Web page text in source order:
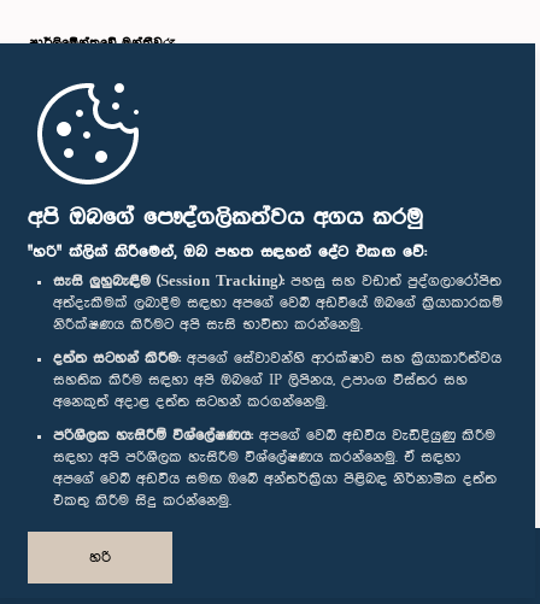
අපි ඔබගේ පෞද්ගලිකත්වය අගය කරමු
"හරි" ක්ලික් කිරීමෙන්, ඔබ පහත සඳහන් දේට එකඟ වේ:
සැසි ලුහුබැඳීම (Session Tracking): පහසු සහ වඩාත් පුද්ගලාරෝපිත
අත්දැකීමක් ලබාදීම සඳහා අපගේ වෙබ් අඩවියේ ඔබගේ ක්‍රියාකාරකම්
නිරීක්ෂණය කිරීමට අපි සැසි භාවිතා කරන්නෙමු.
දත්ත සටහන් කිරීම: අපගේ සේවාවන්හි ආරක්ෂාව සහ ක්‍රියාකාරීත්වය
සහතික කිරීම සඳහා අපි ඔබගේ IP ලිපිනය, උපාංග විස්තර සහ
අනෙකුත් අදාළ දත්ත සටහන් කරගන්නෙමු.
පරිශීලක හැසිරීම් විශ්ලේෂණය: අපගේ වෙබ් අඩවිය වැඩිදියුණු කිරීම
සඳහා අපි පරිශීලක හැසිරීම විශ්ලේෂණය කරන්නෙමු. ඒ සඳහා
අපගේ වෙබ් අඩවිය සමඟ ඔබේ අන්තර්ක්‍රියා පිළිබඳ නිර්නාමික දත්ත
එකතු කිරීම සිදු කරන්නෙමු.
හරි
පාර්ලි‌මේන්තුවේ මන්ත්‍රීවරු
මුල් පිටුව
පාර්ලිමේන්තු ජංගම යෙදුම
අප හා සම්බන්ධ වී සිටින්න :
සම්මාන
පෞද්ගලිකත්ව ප්‍රතිපත්තිය